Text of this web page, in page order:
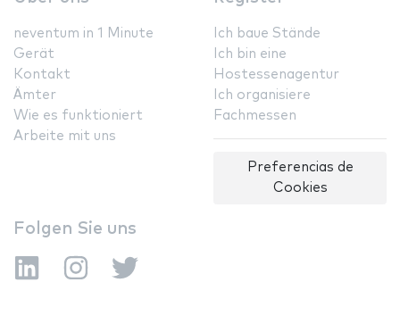
neventum in 1 Minute
Gerät
Kontakt
Ämter
Wie es funktioniert
Arbeite mit uns
Ich baue Stände
Ich bin eine
Hostessenagentur
Ich organisiere
Fachmessen
Preferencias de
Cookies
Folgen Sie uns